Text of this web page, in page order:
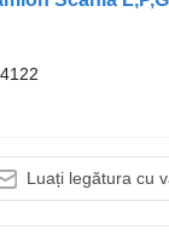
Luați legătura cu